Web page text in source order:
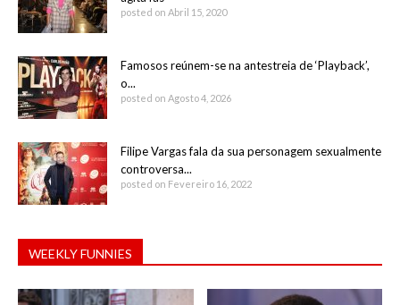
posted on Abril 15, 2020
Famosos reúnem-se na antestreia de ‘Playback’,
o...
posted on Agosto 4, 2026
Filipe Vargas fala da sua personagem sexualmente
controversa...
posted on Fevereiro 16, 2022
WEEKLY FUNNIES